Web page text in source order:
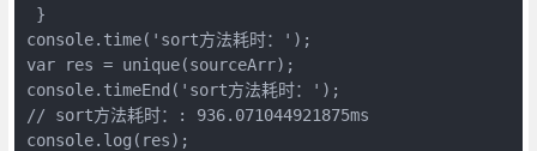
}
console.time('sort方法耗时：');
var res = unique(sourceArr);
console.timeEnd('sort方法耗时：');
// sort方法耗时：: 936.071044921875ms
console.log(res);